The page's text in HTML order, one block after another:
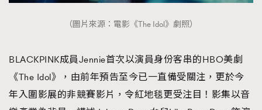
（圖片來源：電影《The Idol》劇照）
BLACKPINK成員Jennie首次以演員身份客串的HBO美劇
《The Idol》，由前年預告至今已一直備受關注，更於今
年入圍影展的非競賽影片，令紅地毯更受注目！影集以音